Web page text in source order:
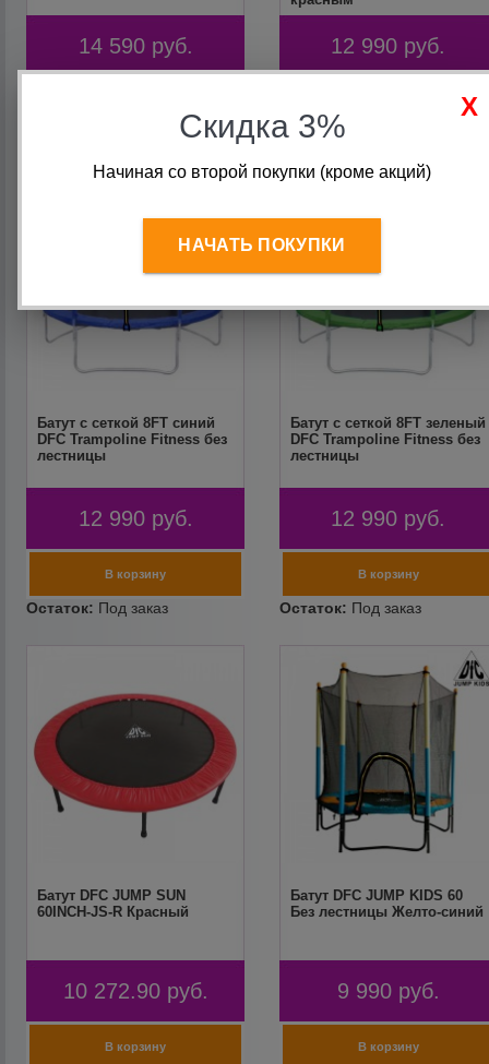
14 590 руб. 12 990 руб.
Батут с сеткой 8FT синий
DFC Trampoline Fitness без
лестницы
12 990 руб.
Батут с сеткой 8FT зеленый
DFC Trampoline Fitness без
лестницы
12 990 руб.
Батут DFC JUMP SUN
60INCH-JS-R Красный
10 272.90 руб.
Батут DFC JUMP KIDS 60
Без лестницы Желто-синий
9 990 руб.
Скидка 3%
Начиная со второй покупки (кроме акций)
НАЧАТЬ ПОКУПКИ